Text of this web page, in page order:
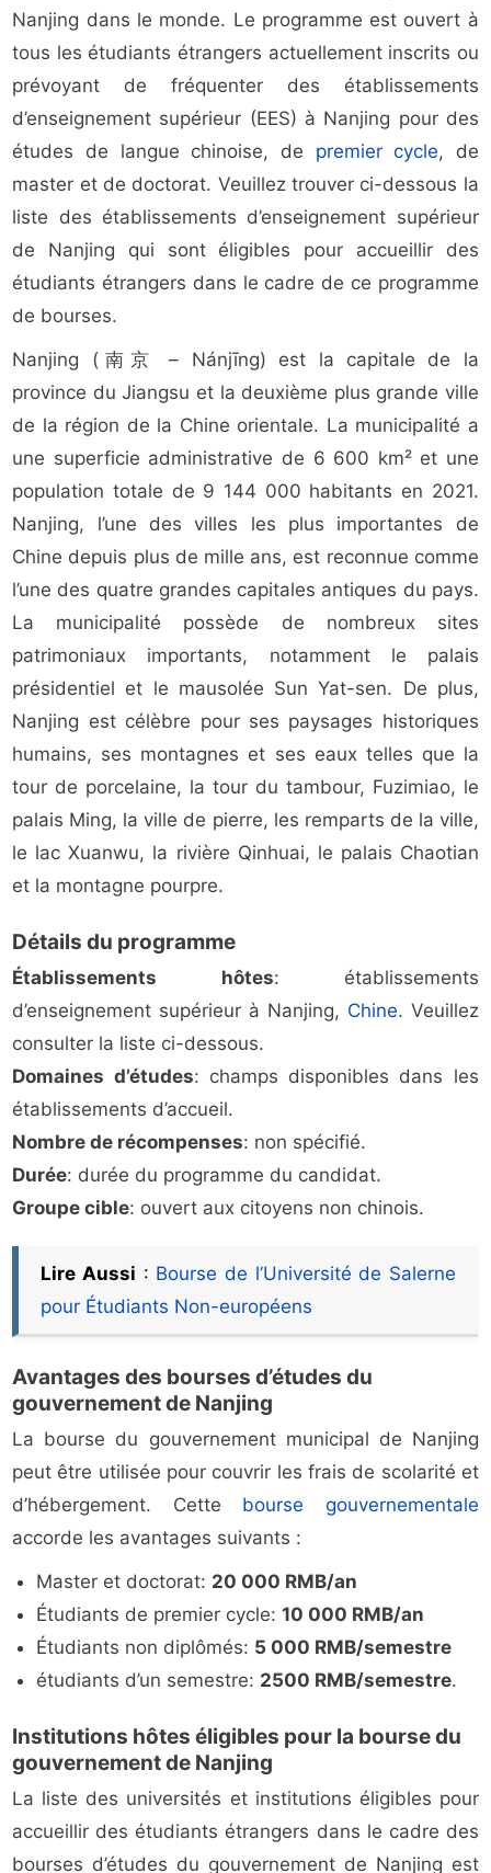
Nanjing dans le monde. Le programme est ouvert à
tous les étudiants étrangers actuellement inscrits ou
prévoyant de fréquenter des établissements
d’enseignement supérieur (EES) à Nanjing pour des
études de langue chinoise, de premier cycle, de
master et de doctorat. Veuillez trouver ci-dessous la
liste des établissements d’enseignement supérieur
de Nanjing qui sont éligibles pour accueillir des
étudiants étrangers dans le cadre de ce programme
de bourses.
Nanjing (南京 – Nánjīng) est la capitale de la
province du Jiangsu et la deuxième plus grande ville
de la région de la Chine orientale. La municipalité a
une superficie administrative de 6 600 km² et une
population totale de 9 144 000 habitants en 2021.
Nanjing, l’une des villes les plus importantes de
Chine depuis plus de mille ans, est reconnue comme
l’une des quatre grandes capitales antiques du pays.
La municipalité possède de nombreux sites
patrimoniaux importants, notamment le palais
présidentiel et le mausolée Sun Yat-sen. De plus,
Nanjing est célèbre pour ses paysages historiques
humains, ses montagnes et ses eaux telles que la
tour de porcelaine, la tour du tambour, Fuzimiao, le
palais Ming, la ville de pierre, les remparts de la ville,
le lac Xuanwu, la rivière Qinhuai, le palais Chaotian
et la montagne pourpre.
Détails du programme
Établissements hôtes: établissements
d’enseignement supérieur à Nanjing, Chine. Veuillez
consulter la liste ci-dessous.
Domaines d’études: champs disponibles dans les
établissements d’accueil.
Nombre de récompenses: non spécifié.
Durée: durée du programme du candidat.
Groupe cible: ouvert aux citoyens non chinois.
Lire Aussi : Bourse de l’Université de Salerne
pour Étudiants Non-européens
Avantages des bourses d’études du
gouvernement de Nanjing
La bourse du gouvernement municipal de Nanjing
peut être utilisée pour couvrir les frais de scolarité et
d’hébergement. Cette bourse gouvernementale
accorde les avantages suivants :
Master et doctorat: 20 000 RMB/an
Étudiants de premier cycle:10 000 RMB/an
Étudiants non diplômés: 5 000 RMB/semestre
étudiants d’un semestre: 2500 RMB/semestre.
Institutions hôtes éligibles pour la bourse du
gouvernement de Nanjing
La liste des universités et institutions éligibles pour
accueillir des étudiants étrangers dans le cadre des
bourses d’études du gouvernement de Nanjing est